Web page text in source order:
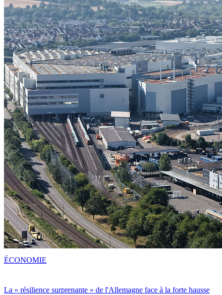
La « résilience surprenante » de l'Allemagne face à la forte hausse
ÉCONOMIE